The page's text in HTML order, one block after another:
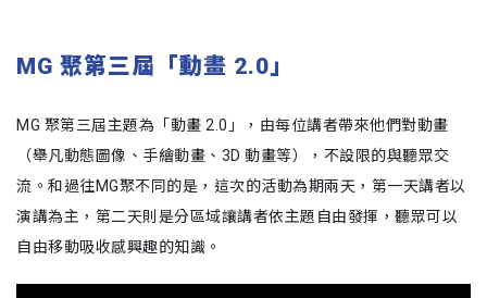
MG 聚第三屆「動畫 2.0」
MG 聚第三屆主題為「動畫 2.0」，由每位講者帶來他們對動畫
（舉凡動態圖像、手繪動畫、3D 動畫等），不設限的與聽眾交
流。和過往MG聚不同的是，這次的活動為期兩天，第一天講者以
演講為主，第二天則是分區域讓講者依主題自由發揮，聽眾可以
自由移動吸收感興趣的知識。